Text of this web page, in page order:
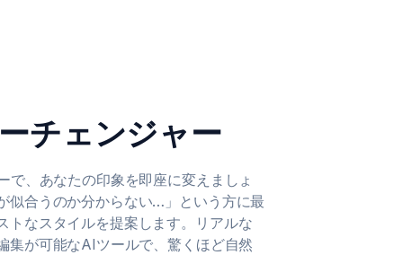
チェンジャー
で、あなたの印象を即座に変えましょ
似合うのか分からない…」という方に最
トなスタイルを提案します。リアルな
集が可能なAIツールで、驚くほど自然